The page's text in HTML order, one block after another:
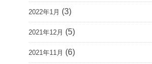
2022年1月 (3)
2021年12月 (5)
2021年11月 (6)